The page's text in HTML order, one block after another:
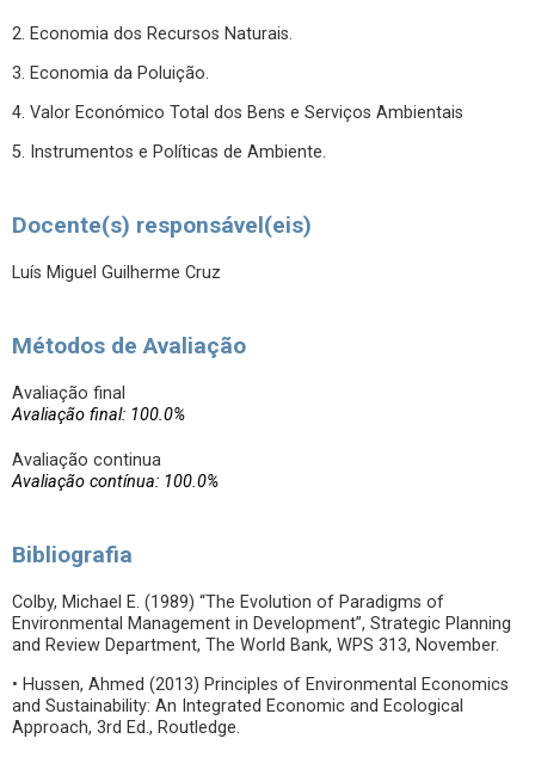
2. Economia dos Recursos Naturais.
3. Economia da Poluição.
4. Valor Económico Total dos Bens e Serviços Ambientais
5. Instrumentos e Políticas de Ambiente.
Docente(s) responsável(eis)
Luís Miguel Guilherme Cruz
Métodos de Avaliação
Avaliação final
Avaliação final: 100.0%
Avaliação continua
Avaliação contínua: 100.0%
Bibliografia
Colby, Michael E. (1989) “The Evolution of Paradigms of
Environmental Management in Development”, Strategic Planning
and Review Department, The World Bank, WPS 313, November.
• Hussen, Ahmed (2013) Principles of Environmental Economics
and Sustainability: An Integrated Economic and Ecological
Approach, 3rd Ed., Routledge.